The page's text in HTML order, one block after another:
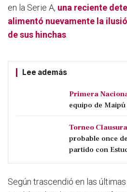
en la Serie A, una reciente
alimentó nuevamente la
de sus hinchas
Lee además
Primera
equipo de
Torneo
probable once
partido con
Según trascendió en las